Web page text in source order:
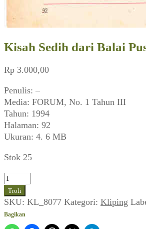
Kisah Sedih dari Balai
Rp 3.000,00
Penulis: –
Media: FORUM, No. 1 Tahun III
Tahun: 1994
Halaman: 92
Ukuran: 4. 6 MB
Stok 25
Kuantitas
Kisah
Sedih
dari
Balai
Troli
SKU: KL_8077 Kategori: Kliping
Bagikan